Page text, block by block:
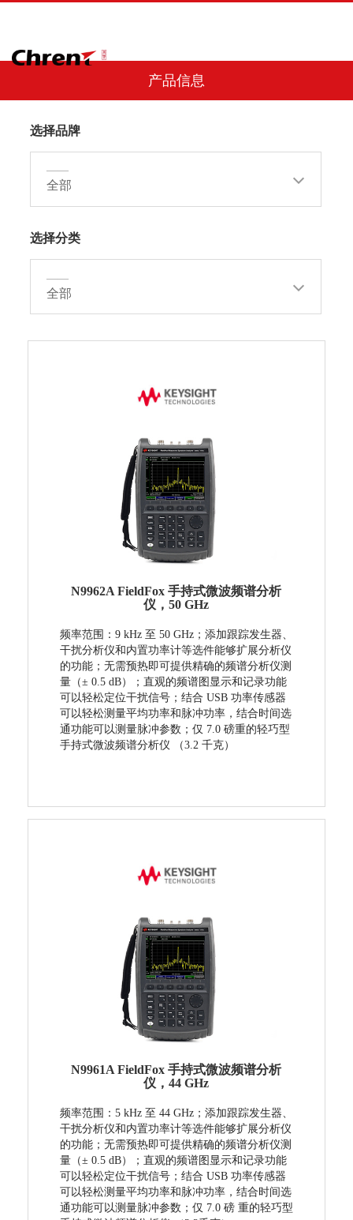
产品信息
选择品牌
——
全部
选择分类
——
全部
N9962A FieldFox 手持式微波频谱分析
仪，50 GHz
频率范围：9 kHz 至 50 GHz；添加跟踪发生器、
干扰分析仪和内置功率计等选件能够扩展分析仪
的功能；无需预热即可提供精确的频谱分析仪测
量（± 0.5 dB）； 直观的频谱图显示和记录功能
可以轻松定位干扰信号；结合 USB 功率传感器
可以轻松测量平均功率和脉冲功率，结合时间选
通功能可以测量脉冲参数；仅 7.0 磅重的轻巧型
手持式微波频谱分析仪 （3.2 千克）
N9961A FieldFox 手持式微波频谱分析
仪，44 GHz
频率范围：5 kHz 至 44 GHz；添加跟踪发生器、
干扰分析仪和内置功率计等选件能够扩展分析仪
的功能；无需预热即可提供精确的频谱分析仪测
量（± 0.5 dB）； 直观的频谱图显示和记录功能
可以轻松定位干扰信号；结合 USB 功率传感器
可以轻松测量平均功率和脉冲功率，结合时间选
通功能可以测量脉冲参数；仅 7.0 磅 重的轻巧型